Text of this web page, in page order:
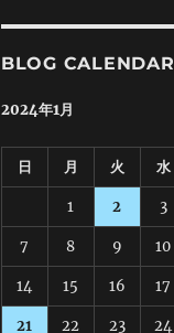
BLOG CALENDAR
2024年1月
日 月 火 水
1 2 3
7 8 9 10
14 15 16 17
21 22 23 24